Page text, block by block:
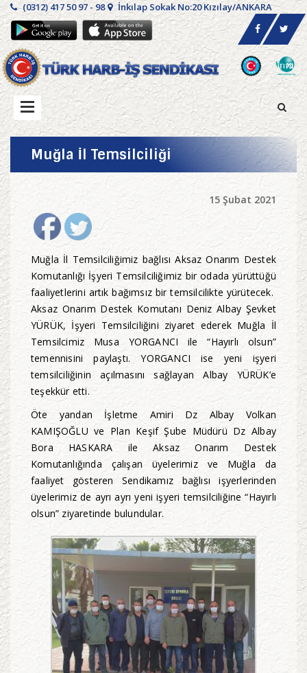
(0312) 417 50 97 - 98 İnkılap Sokak No:20 Kızılay/ANKARA
Muğla İl Temsilciliği
15 Şubat 2021
Muğla İl Temsilciliğimiz bağlısı Aksaz Onarım Destek
Komutanlığı İşyeri Temsilciliğimiz bir odada yürüttüğü
faaliyetlerini artık bağımsız bir temsilcilikte yürütecek.
Aksaz Onarım Destek Komutanı Deniz Albay Şevket
YÜRÜK, İşyeri Temsilciliğini ziyaret ederek Muğla İl
Temsilcimiz Musa YORGANCI ile “Hayırlı olsun”
temennisini paylaştı. YORGANCI ise yeni işyeri
temsilciliğinin açılmasını sağlayan Albay YÜRÜK’e
teşekkür etti.
Öte yandan İşletme Amiri Dz Albay Volkan
KAMIŞOĞLU ve Plan Keşif Şube Müdürü Dz Albay
Bora HASKARA ile Aksaz Onarım Destek
Komutanlığında çalışan üyelerimiz ve Muğla da
faaliyet gösteren Sendikamız bağlısı işyerlerinden
üyelerimiz de ayrı ayrı yeni işyeri temsilciliğine “Hayırlı
olsun” ziyaretinde bulundular.